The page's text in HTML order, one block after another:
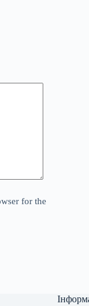
for the